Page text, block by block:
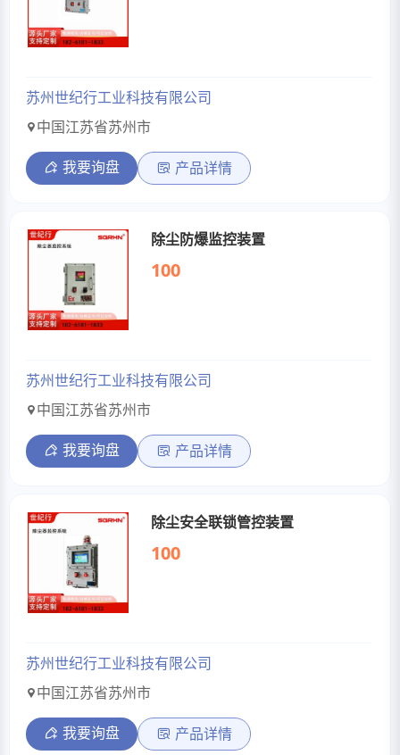
苏州世纪行工业科技有限公司
中国江苏省苏州市
我要询盘 产品详情
除尘防爆监控装置
100
苏州世纪行工业科技有限公司
中国江苏省苏州市
我要询盘 产品详情
除尘安全联锁管控装置
100
苏州世纪行工业科技有限公司
中国江苏省苏州市
我要询盘 产品详情